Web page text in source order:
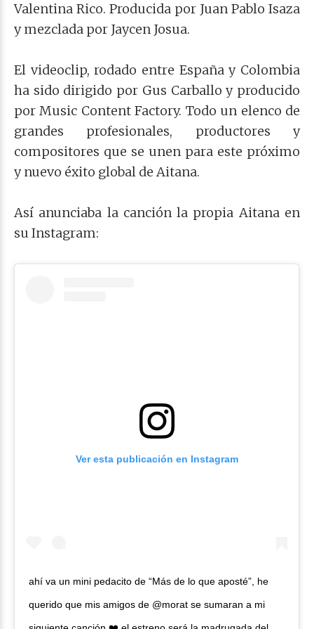
Valentina Rico. Producida por Juan Pablo Isaza
y mezclada por Jaycen Josua.
El videoclip, rodado entre España y Colombia
ha sido dirigido por Gus Carballo y producido
por Music Content Factory. Todo un elenco de
grandes profesionales, productores y
compositores que se unen para este próximo
y nuevo éxito global de Aitana.
Así anunciaba la canción la propia Aitana en
su Instagram:
Ver esta publicación en Instagram
ahí va un mini pedacito de “Más de lo que aposté”, he
querido que mis amigos de @morat se sumaran a mi